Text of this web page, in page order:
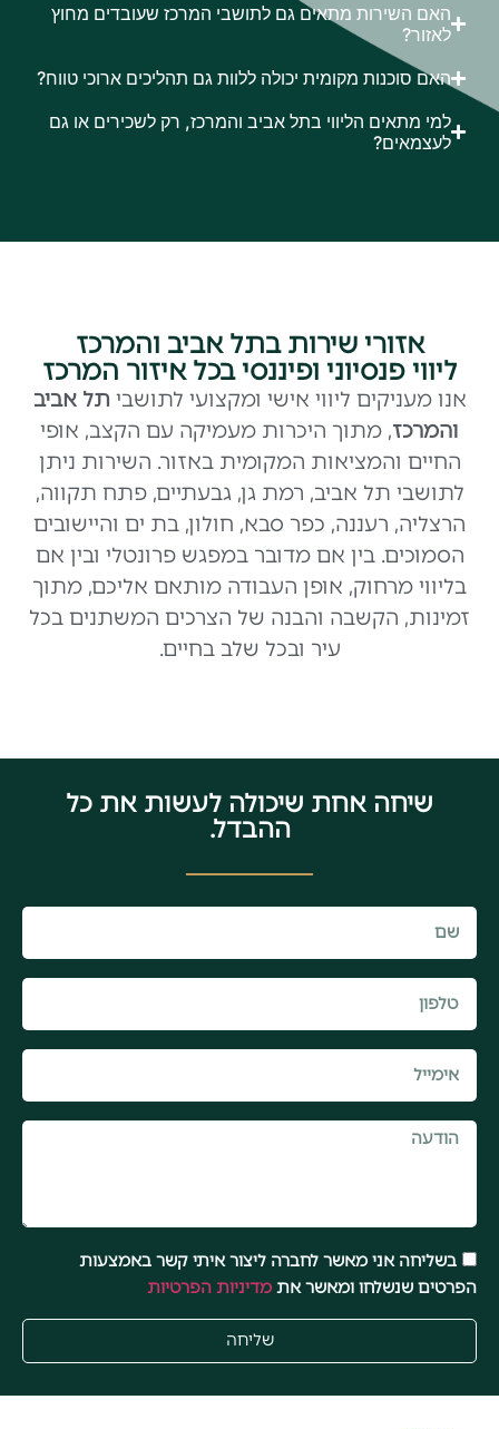
האם השירות מתאים גם לתושבי המרכז שעובדים מחוץ
לאזור?
האם סוכנות מקומית יכולה ללוות גם תהליכים ארוכי טווח?
למי מתאים הליווי בתל אביב והמרכז, רק לשכירים או גם
לעצמאים?
אזורי שירות בתל אביב והמרכז
ליווי פנסיוני ופיננסי בכל איזור המרכז
אנו מעניקים ליווי אישי ומקצועי לתושבי תל אביב
והמרכז, מתוך היכרות מעמיקה עם הקצב, אופי
החיים והמציאות המקומית באזור. השירות ניתן
לתושבי תל אביב, רמת גן, גבעתיים, פתח תקווה,
הרצליה, רעננה, כפר סבא, חולון, בת ים והיישובים
הסמוכים. בין אם מדובר במפגש פרונטלי ובין אם
בליווי מרחוק, אופן העבודה מותאם אליכם, מתוך
זמינות, הקשבה והבנה של הצרכים המשתנים בכל
עיר ובכל שלב בחיים.
שיחה אחת שיכולה לעשות את כל
ההבדל.
בשליחה אני מאשר לחברה ליצור איתי קשר באמצעות
הפרטים שנשלחו ומאשר את מדיניות הפרטיות
שליחה